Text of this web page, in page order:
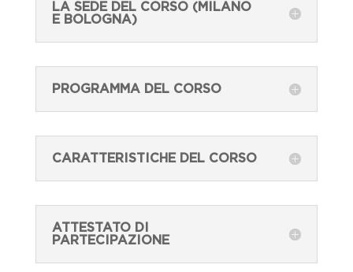
LA SEDE DEL CORSO (MILANO
E BOLOGNA)
PROGRAMMA DEL CORSO
CARATTERISTICHE DEL CORSO
ATTESTATO DI
PARTECIPAZIONE